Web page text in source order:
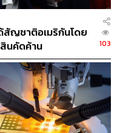
การร่วมทุน
ภัทร์ สัจจกุล
นตร์
ทองคำ
สัญชาติอเมริกันโดย
นคัดค้าน
103